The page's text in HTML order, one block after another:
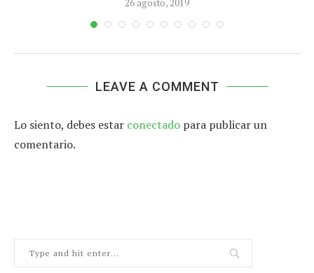
26 agosto, 2019
LEAVE A COMMENT
Lo siento, debes estar conectado para publicar un
comentario.